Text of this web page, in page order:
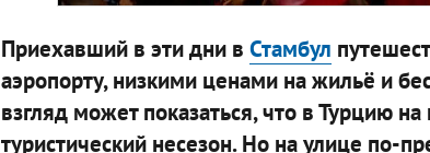
Приехавший в эти дни в Стамбул
аэропорту, низкими ценами на жильё и
взгляд может показаться, что в Турцию
туристический несезон. Но на улице по-